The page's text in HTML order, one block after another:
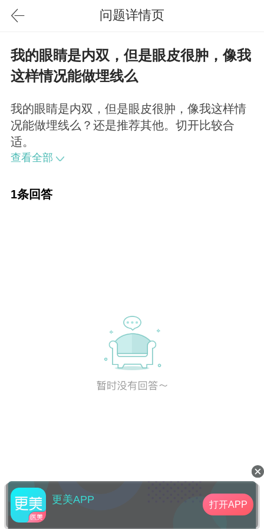
问题详情页
我的眼睛是内双，但是眼皮很肿，像我
这样情况能做埋线么
我的眼睛是内双，但是眼皮很肿，像我这样情
况能做埋线么？还是推荐其他。切开比较合
适。
查看全部
1条回答
更美APP 打开APP